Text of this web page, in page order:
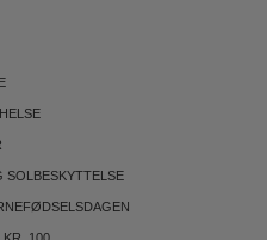
SOLBESKYTTELSE